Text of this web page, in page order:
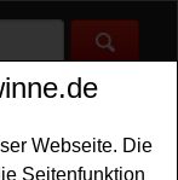
Webseite. Die
Seitenfunktion